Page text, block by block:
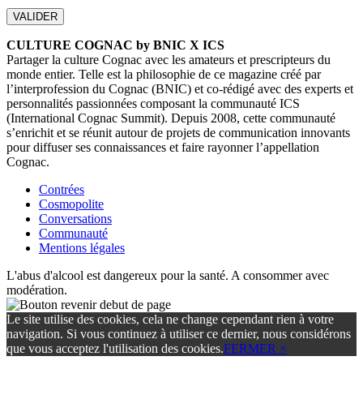
CULTURE COGNAC by BNIC X ICS
Partager la culture Cognac avec les amateurs et prescripteurs du
monde entier. Telle est la philosophie de ce magazine créé par
l’interprofession du Cognac (BNIC) et co-rédigé avec des experts et
personnalités passionnées composant la communauté ICS
(International Cognac Summit). Depuis 2008, cette communauté
s’enrichit et se réunit autour de projets de communication innovants
pour diffuser ses connaissances et faire rayonner l’appellation
Cognac.
Contrées
Cosmopolite
Conversations
Communauté
Mentions légales
L'abus d'alcool est dangereux pour la santé. A consommer avec
modération.
Le site utilise des cookies, cela ne change cependant rien à votre
navigation. Si vous continuez à utiliser ce dernier, nous considérons
que vous acceptez l'utilisation des cookies.FERMER ×